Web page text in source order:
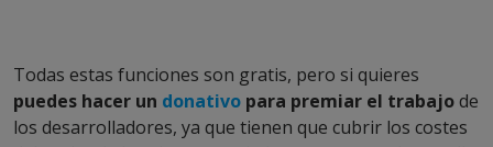
Todas estas funciones son gratis, pero si quieres
puedes hacer un donativo para premiar el trabajode
los desarrolladores, ya que tienen que cubrir los costes